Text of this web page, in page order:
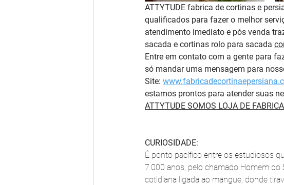
ATTYTUDE fabrica de cortinas e
qualificados para fazer o melhor
atendimento imediato e pós venda
sacada e cortinas rolo para sacada
Entre em contato com a gente para
só mandar uma mensagem para
Site:
estamos prontos para atender suas
ATTYTUDE SOMOS LOJA DE FABRICA
CURIOSIDADE:
É ponto pacífico entre os estudiosos
7.000 anos, pelo chamado Homem
cotidiana ligada ao mangue, donde